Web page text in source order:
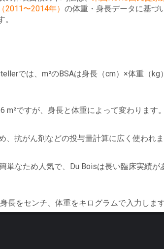
2011〜2014年） の体重・身長データに基づ
。
では、m²のBSAは身長（cm）×体重（kg
m²ですが、身長と体重によって変わります。
抗がん剤などの投与量計算に広く使われま
なため人気で、Du Boisは長い臨床実績が
長をセンチ、体重をキログラムで入力します